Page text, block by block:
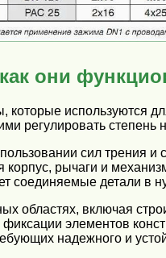
они
используются
степень
сил трения
корпус, рычаги и
соединяемые детали в
областях, включая
элементов
надежного и